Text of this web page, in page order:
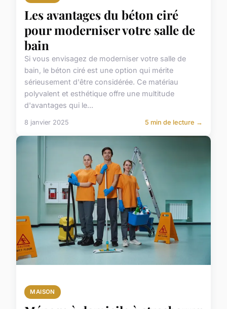
Les avantages du béton ciré
pour moderniser votre salle de
bain
Si vous envisagez de moderniser votre salle de
bain, le béton ciré est une option qui mérite
sérieusement d'être considérée. Ce matériau
polyvalent et esthétique offre une multitude
d'avantages qui le...
8 janvier 2025 5 min de lecture →
MAISON